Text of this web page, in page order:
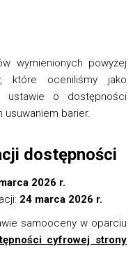
wymienionych powyżej
które oceniliśmy jako
ustawie o dostępności
barier.
dostępności
2026 r.
24 marca 2026 r.
samooceny w oparciu
cyfrowej strony